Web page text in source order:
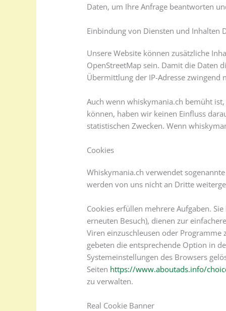
Daten, um Ihre Anfrage beantworten
Einbindung von Diensten und Inhalten
Unsere Website können zusätzliche
OpenStreetMap sein. Damit die Daten
Übermittlung der IP-Adresse zwingend
Auch wenn whiskymania.ch bemüht
können, haben wir keinen Einfluss
statistischen Zwecken. Wenn
Cookies
Whiskymania.ch verwendet
werden von uns nicht an Dritte
Cookies erfüllen mehrere Aufgaben.
erneuten Besuch), dienen zur
Viren einzuschleusen oder Programme
gebeten die entsprechende Option in
Systemeinstellungen des Browsers
Seiten https://www.aboutads.info/
zu verwalten.
Real Cookie Banner